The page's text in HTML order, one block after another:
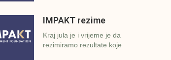
IMPAKT rezime
Kraj jula je i vrijeme je da
rezimiramo rezultate koje